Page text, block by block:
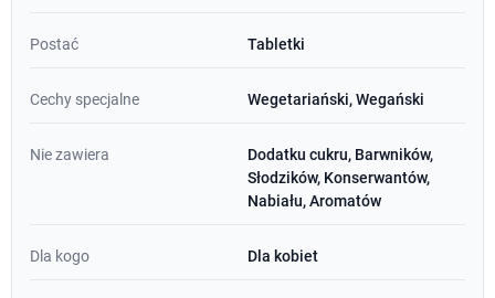
Postać Tabletki
Cechy specjalne Wegetariański, Wegański
Nie zawiera
Dodatku cukru, Barwników,
Słodzików, Konserwantów,
Nabiału, Aromatów
Dla kogo Dla kobiet